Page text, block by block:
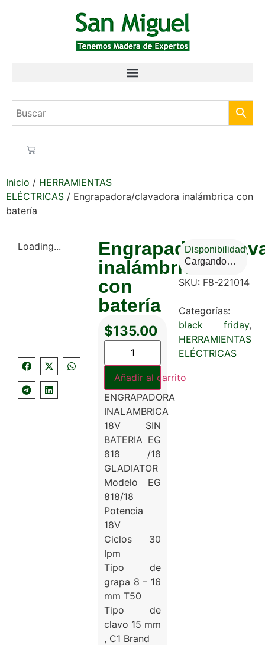
Inicio / HERRAMIENTAS
ELÉCTRICAS / Engrapadora/clavadora inalámbrica con
batería
Loading...
Engrapadora/
inalámbrica
con
batería
$135.00
Añadir al carrito
ENGRAPADORA
INALAMBRICA
18V SIN
BATERIA EG
818 /18
GLADIATOR
Modelo EG
818/18
Potencia
18V
Ciclos 30
Ipm
Tipo de
grapa 8 – 16
mm T50
Tipo de
clavo 15 mm
, C1 Brand
Disponibilidad
Cargando…
SKU: F8-221014
Categorías:
black friday,
HERRAMIENTAS
ELÉCTRICAS